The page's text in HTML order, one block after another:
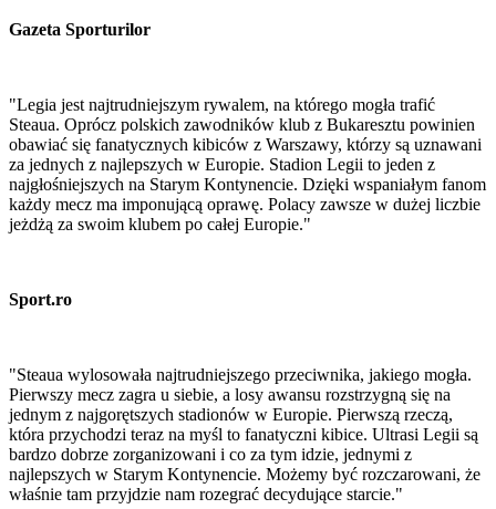
Gazeta Sporturilor
"Legia jest najtrudniejszym rywalem, na którego mogła trafić
Steaua. Oprócz polskich zawodników klub z Bukaresztu powinien
obawiać się fanatycznych kibiców z Warszawy, którzy są uznawani
za jednych z najlepszych w Europie. Stadion Legii to jeden z
najgłośniejszych na Starym Kontynencie. Dzięki wspaniałym fanom
każdy mecz ma imponującą oprawę. Polacy zawsze w dużej liczbie
jeżdżą za swoim klubem po całej Europie."
Sport.ro
"Steaua wylosowała najtrudniejszego przeciwnika, jakiego mogła.
Pierwszy mecz zagra u siebie, a losy awansu rozstrzygną się na
jednym z najgorętszych stadionów w Europie. Pierwszą rzeczą,
która przychodzi teraz na myśl to fanatyczni kibice. Ultrasi Legii są
bardzo dobrze zorganizowani i co za tym idzie, jednymi z
najlepszych w Starym Kontynencie. Możemy być rozczarowani, że
właśnie tam przyjdzie nam rozegrać decydujące starcie."